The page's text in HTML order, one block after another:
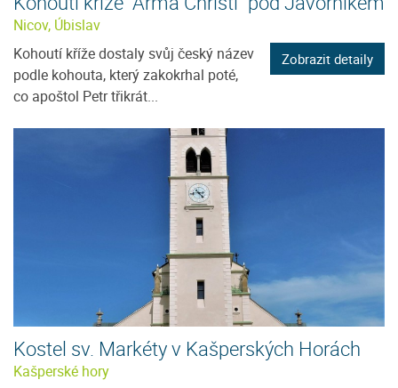
Nicov, Úbislav
Kohoutí kříže dostaly svůj český název
podle kohouta, který zakokrhal poté,
co apoštol Petr třikrát...
Zobrazit detaily
Kostel sv. Markéty v Kašperských Horách
Kašperské hory